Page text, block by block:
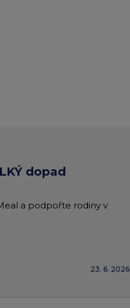
dopad
a podpořte rodiny v
23. 6. 2026